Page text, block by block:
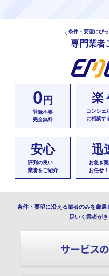
条件・要望にぴ
専門業者
0 円
登録不要
完全無料
楽
コンシェ
に相談す
安心
評判の良い
業者をご紹介
迅
お急ぎ
お任せ！
条件・要望に沿える業者のみを厳
足いく業者が